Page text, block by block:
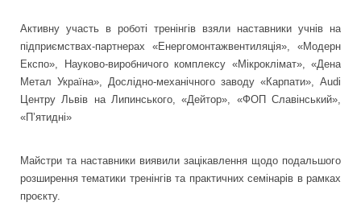
Активну участь в роботі тренінгів взяли наставники учнів на
підприємствах-партнерах «Енергомонтажвентиляція», «Модерн
Експо», Науково-виробничого комплексу «Мікроклімат», «Дена
Метал Україна», Дослідно-механічного заводу «Карпати», Audi
Центру Львів на Липинського, «Дейтор», «ФОП Славінський»,
«П’ятидні»
Майстри та наставники виявили зацікавлення щодо подальшого
розширення тематики тренінгів та практичних семінарів в рамках
проєкту.